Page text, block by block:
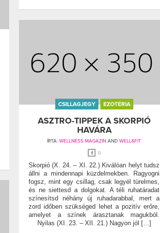
CSILLAGJEGY EZOTÉRIA
ASZTRO-TIPPEK A SKORPIÓ
HAVÁRA
ÍRTA: WELLNESS MAGAZIN AND WELL&FIT
0
Skorpió (X. 24. – XI. 22.) Kiválóan helyt tudsz
állni a mindennapi küzdelmekben. Ragyogni
fogsz, mint egy csillag, csak legyél türelmes,
és ne siettesd a dolgokat. A téli ruhatáradat
színesítsd néhány új ruhadarabbal, mert a
zord időben szükséged lehet a pozitív erőre,
amelyet a színek árasztanak magukból.
Nyilas (XI. 23. – XII. 21.) Nagyon jól […]